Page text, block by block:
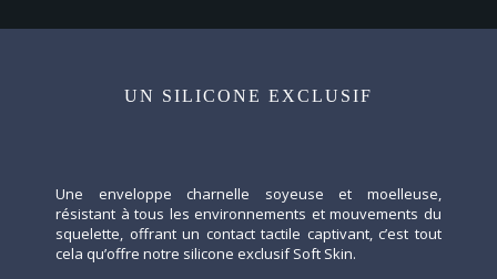
UN SILICONE EXCLUSIF
Une enveloppe charnelle soyeuse et moelleuse,
résistant à tous les environnements et mouvements du
squelette, offrant un contact tactile captivant, c’est tout
cela qu’offre notre silicone exclusif Soft Skin.